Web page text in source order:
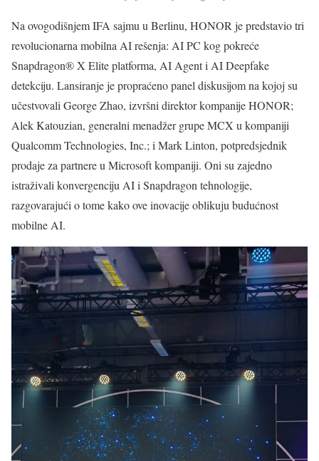
Na ovogodišnjem IFA sajmu u Berlinu, HONOR je predstavio tri
revolucionarna mobilna AI rešenja: AI PC kog pokreće
Snapdragon® X Elite platforma, AI Agent i AI Deepfake
detekciju. Lansiranje je propraćeno panel diskusijom na kojoj su
učestvovali George Zhao, izvršni direktor kompanije HONOR;
Alek Katouzian, generalni menadžer grupe MCX u kompaniji
Qualcomm Technologies, ​​Inc.; i Mark Linton, potpredsjednik
prodaje za partnere u Microsoft kompaniji. Oni su zajedno
istraživali konvergenciju AI i Snapdragon tehnologije,
razgovarajući o tome kako ove inovacije oblikuju budućnost
mobilne AI.